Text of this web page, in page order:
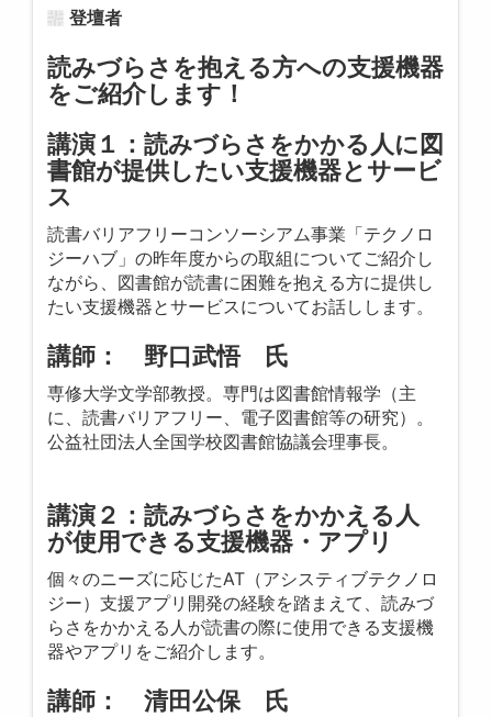
登壇者
読みづらさを抱える方への支援機器
をご紹介します！
講演１：読みづらさをかかる人に図
書館が提供したい支援機器とサービ
ス
読書バリアフリーコンソーシアム事業「テクノロ
ジーハブ」の昨年度からの取組についてご紹介し
ながら、図書館が読書に困難を抱える方に提供し
たい支援機器とサービスについてお話しします。
講師： 野口武悟 氏
専修大学文学部教授。専門は図書館情報学（主
に、読書バリアフリー、電子図書館等の研究）。
公益社団法人全国学校図書館協議会理事長。
講演２ ：読みづらさをかかえる人
が使用できる支援機器・アプリ
個々のニーズに応じたAT（アシスティブテクノロ
ジー）支援アプリ開発の経験を踏まえて、読みづ
らさをかかえる人が読書の際に使用できる支援機
器やアプリをご紹介します。
講師： 清田公保 氏